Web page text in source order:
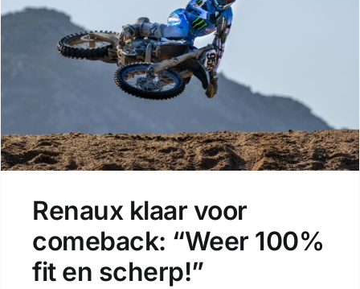
Renaux klaar voor
comeback: “Weer 100%
fit en scherp!”